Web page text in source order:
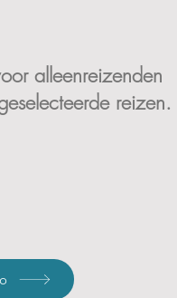
alleenreizenden
reizen.